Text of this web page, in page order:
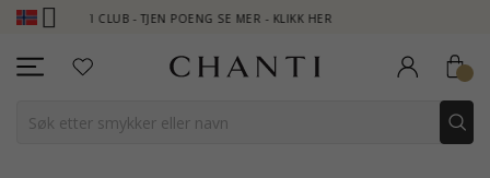
CLUB - TJEN POENG SE MER - KLIKK HER